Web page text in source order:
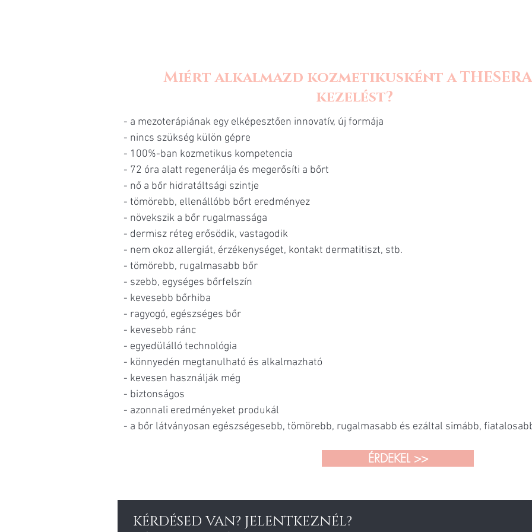
Miért alkalmazd kozmetikusként a
kezelést?
- a mezoterápiának egy elképesztően innovatív, új formája
- nincs szükség külön gépre
- 100%-ban kozmetikus kompetencia
- 72 óra alatt regenerálja és megerősíti a bőrt
- nő a bőr hidratáltsági szintje
- tömörebb, ellenállóbb bőrt eredményez
- növekszik a bőr rugalmassága
- dermisz réteg erősödik, vastagodik
- nem okoz allergiát, érzékenységet, kontakt dermatitiszt, stb.
- tömörebb, rugalmasabb bőr
- szebb, egységes bőrfelszín
- kevesebb bőrhiba
- ragyogó, egészséges bőr
- kevesebb ránc
- egyedülálló technológia
- könnyedén megtanulható és alkalmazható
- kevesen használják még
- biztonságos
- azonnali eredményeket produkál
- a bőr látványosan egészségesebb, tömörebb, rugalmasabb és ezáltal simább,
ÉRDEKEL >>
KÉRDÉSED VAN? JELENTKEZNÉL?